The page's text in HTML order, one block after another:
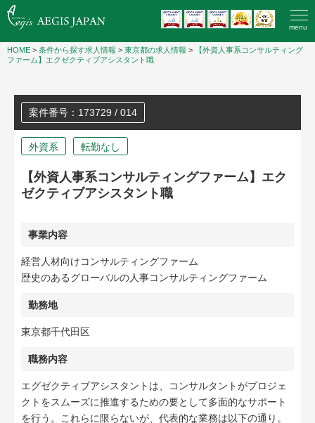
menu
HOME > 条件から探す求人情報 > 東京都の求人情報 >
【外資人事系コンサルティング
ファーム】エクゼクティブアシスタント職
案件番号：173729 / 014
外資系 転勤なし
【外資人事系コンサルティングファーム】エク
ゼクティブアシスタント職
事業内容
経営人材向けコンサルティングファーム
歴史のあるグローバルの人事コンサルティングファーム
勤務地
東京都千代田区
職務内容
エグゼクティブアシスタントは、コンサルタントがプロジェ
クトをスムーズに推進するための要として多面的なサポート
を行う。これらに限らないが、代表的な業務は以下の通り。